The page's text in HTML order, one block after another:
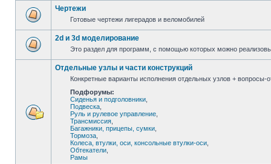
Чертежи
Готовые чертежи лигерадов и веломобилей
2d и 3d моделирование
Это раздел для программ, с помощью которых можно
Отдельные узлы и части конструкций
Конкретные варианты исполнения отдельных узлов + вопросы-
Подфорумы:
Сиденья и подголовники
Подвеска
Руль и рулевое управление
Трансмиссия
Багажники, прицепы, сумки
Тормоза
Колеса, втулки, оси, консольные втулки-оси
Обтекатели
Рамы